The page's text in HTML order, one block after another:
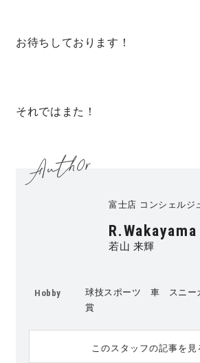
お待ちしております！
それではまた！
富士店 コンシェルジ
R.Wakayama
若山 来輝
Hobby
球技スポーツ 車 スニー
賞
このスタッフの記事を見